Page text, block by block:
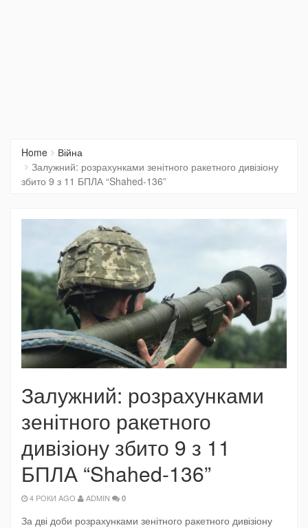
Home
Війна
Залужний: розрахунками зенітного ракетного дивізіону
збито 9 з 11 БПЛА “Shahed-136”
Залужний: розрахунками
зенітного ракетного
дивізіону збито 9 з 11
БПЛА “Shahed-136”
4 РОКИ AGO ADMIN 0
За дві доби розрахунками зенітного ракетного дивізіону